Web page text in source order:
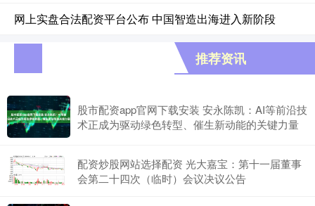
网上实盘合法配资平台公布 中国智造出海进入新阶段
推荐资讯
股市配资app官网下载安装 安永陈凯：AI等前沿技
术正成为驱动绿色转型、催生新动能的关键力量
配资炒股网站选择配资 光大嘉宝：第十一届董事
会第二十四次（临时）会议决议公告